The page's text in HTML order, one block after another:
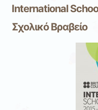
International
Σχολικό Βραβείο